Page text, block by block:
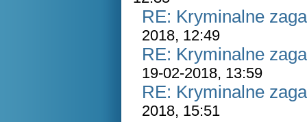
RE: Kryminalne
2018, 12:49
RE: Kryminalne
19-02-2018, 13:59
RE: Kryminalne
2018, 15:51